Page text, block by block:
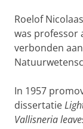
Roelof
was professor
verbonden
In 1957
dissertatie
Vallisneria